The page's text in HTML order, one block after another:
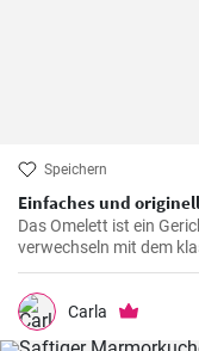
Speichern
Einfaches und
Das Omelett ist ein
verwechseln mit dem
Carla